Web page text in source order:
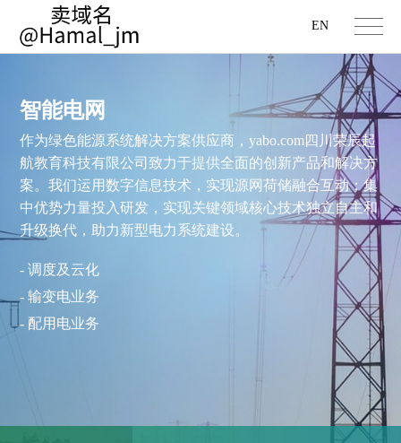
EN
智能电网
作为绿色能源系统解决方案供应商，yabo.com四川荣辰起
航教育科技有限公司致力于提供全面的创新产品和解决方
案。我们运用数字信息技术，实现源网荷储融合互动；集
中优势力量投入研发，实现关键领域核心技术独立自主和
升级换代，助力新型电力系统建设。
- 调度及云化
- 输变电业务
- 配用电业务